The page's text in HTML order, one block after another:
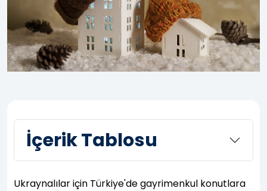
İçerik Tablosu
Ukraynalılar için Türkiye'de gayrimenkul konutlara